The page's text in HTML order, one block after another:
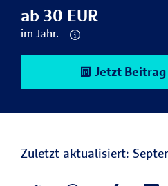
ab 30 EUR
im Jahr.
Jetzt
Zuletzt aktualisiert: